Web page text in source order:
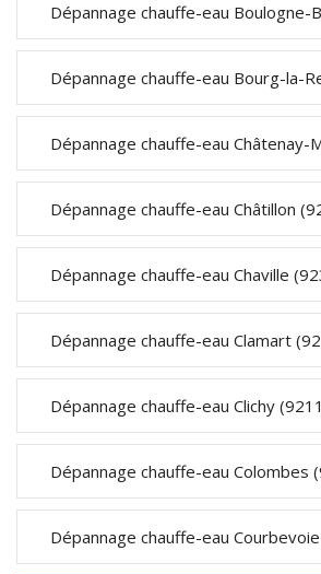
Dépannage chauffe-eau Boulogne-
Dépannage chauffe-eau Bourg-la-
Dépannage chauffe-eau Châtenay-
Dépannage chauffe-eau Châtillon
Dépannage chauffe-eau Chaville
Dépannage chauffe-eau Clamart
Dépannage chauffe-eau Clichy
Dépannage chauffe-eau Colombes
Dépannage chauffe-eau